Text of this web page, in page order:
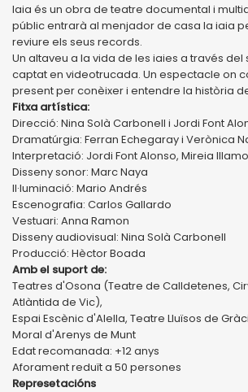
Iaia és un obra de teatre documental i
públic entrarà al menjador de casa la iaia
reviure els seus records.
Un altaveu a la vida de les iaies a través del
captat en videotrucada. Un espectacle on
present per conèixer i entendre la història
Fitxa artística:
Direcció: Nina Solà Carbonell i Jordi Font
Dramatúrgia: Ferran Echegaray i Verònica
Interpretació: Jordi Font Alonso, Mireia
Disseny sonor: Marc Naya
Il·luminació: Mario Andrés
Escenografia: Carlos Gallardo
Vestuari: Anna Ramon
Disseny audiovisual: Nina Solà Carbonell
Producció: Hèctor Boada
Amb el suport de:
Teatres d'Osona (Teatre de Calldetenes,
Atlàntida de Vic),
Espai Escènic d'Alella, Teatre Lluïsos de
Moral d'Arenys de Munt
Edat recomanada: +12 anys
Aforament reduït a 50 persones
Represetacións